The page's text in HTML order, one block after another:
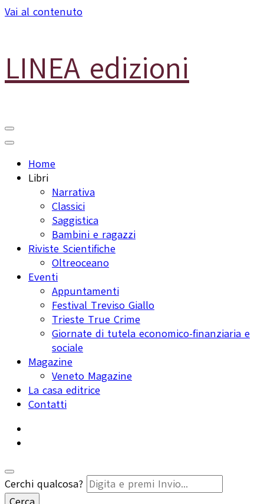
Vai al contenuto
LINEA edizioni
Home
Libri
Narrativa
Classici
Saggistica
Bambini e ragazzi
Riviste Scientifiche
Oltreoceano
Eventi
Appuntamenti
Festival Treviso Giallo
Trieste True Crime
Giornate di tutela economico-finanziaria e
sociale
Magazine
Veneto Magazine
La casa editrice
Contatti
Cerchi qualcosa?